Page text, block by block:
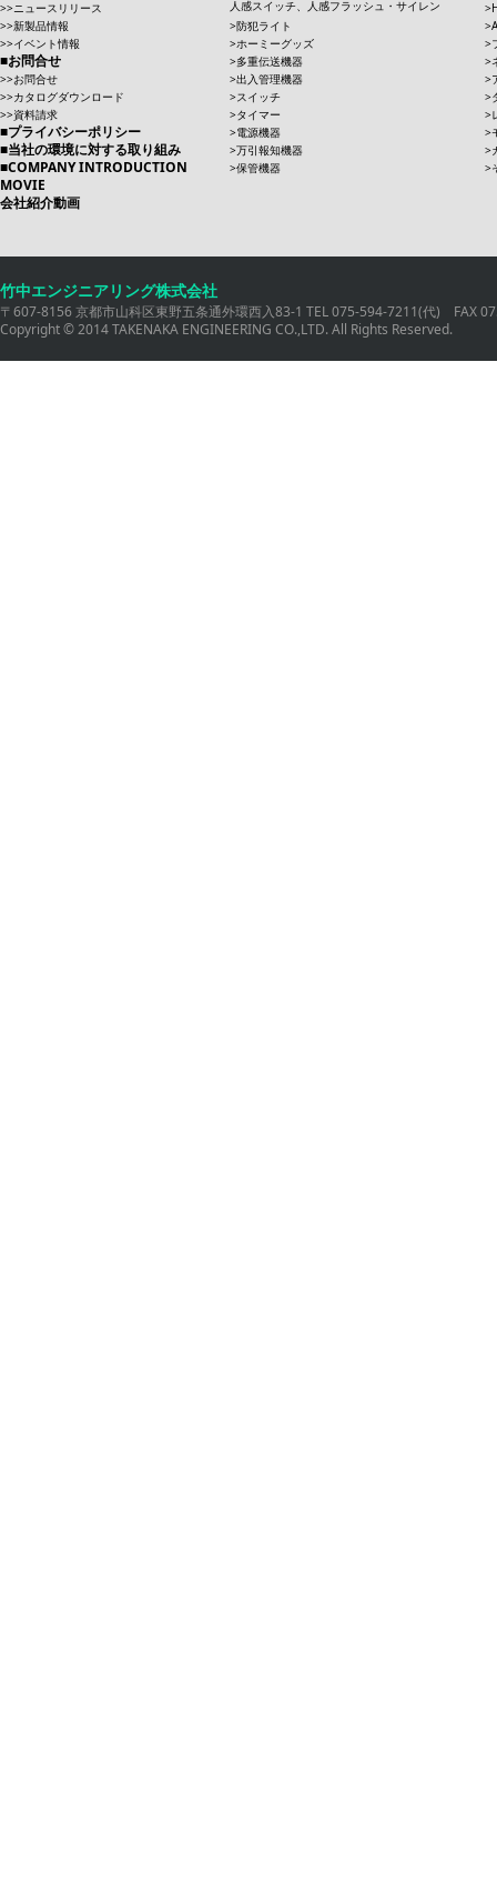
ニュースリリース
新製品情報
イベント情報
お問合せ
お問合せ
カタログダウンロード
資料請求
プライバシーポリシー
当社の環境に対する取り組み
COMPANY INTRODUCTION
MOVIE
会社紹介動画
人感スイッチ、人感フラッシュ・サイレン
防犯ライト
ホーミーグッズ
多重伝送機器
出入管理機器
スイッチ
タイマー
電源機器
万引報知機器
保管機器
竹中エンジニアリング株式会社
〒607-8156 京都市山科区東野五条通外環西入83-1 TEL 075-594-7211(代) FAX
Copyright © 2014 TAKENAKA ENGINEERING CO.,LTD. All Rights Reserved.